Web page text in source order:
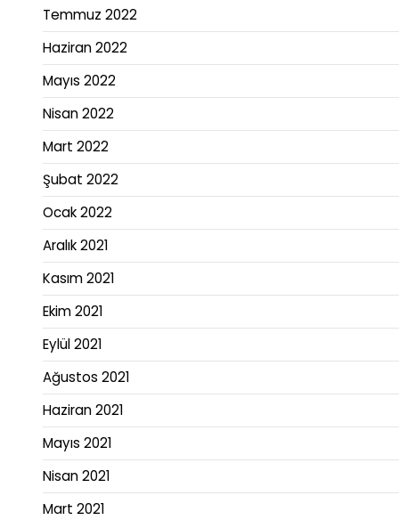
Temmuz 2022
Haziran 2022
Mayıs 2022
Nisan 2022
Mart 2022
Şubat 2022
Ocak 2022
Aralık 2021
Kasım 2021
Ekim 2021
Eylül 2021
Ağustos 2021
Haziran 2021
Mayıs 2021
Nisan 2021
Mart 2021